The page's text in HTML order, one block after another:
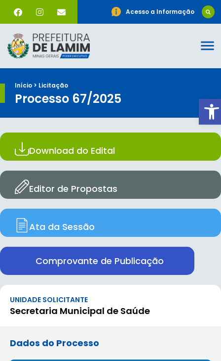
Acesso a Informação
Início > Licitação
Processo 67/2025
Download do Edital
Editor de Propostas
Ata da Sessão
Comprovante de Publicação
UNIDADE SOLICITANTE
Secretaria Municipal de Saúde
Dados do Processo